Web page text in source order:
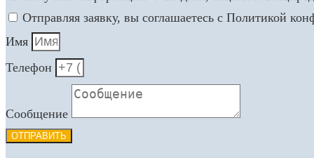
Отправляя заявку, вы соглашаетесь с Политикой
Имя
Телефон
Сообщение
ОТПРАВИТЬ